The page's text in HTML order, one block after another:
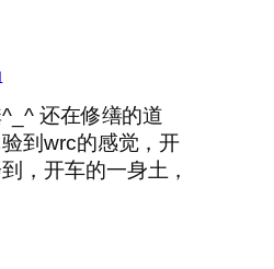
还在修缮的道
到wrc的感觉，开
，开车的一身土，